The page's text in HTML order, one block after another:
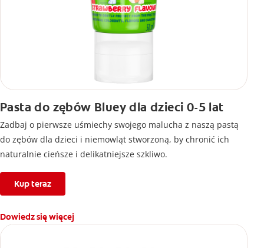
Pasta do zębów Bluey dla dzieci 0-5 lat
Zadbaj o pierwsze uśmiechy swojego malucha z naszą pastą
do zębów dla dzieci i niemowląt stworzoną, by chronić ich
naturalnie cieńsze i delikatniejsze szkliwo.
Kup teraz
Dowiedz się więcej